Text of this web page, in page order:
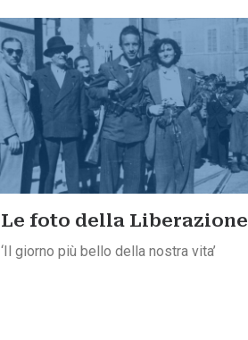
Le foto della Liberazione
‘Il giorno più bello della nostra vita’